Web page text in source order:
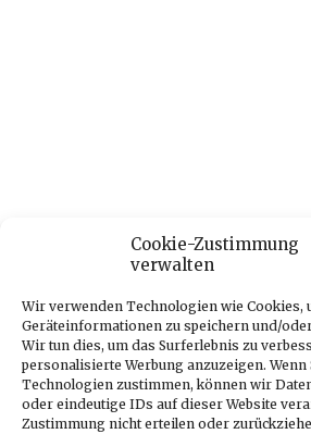
Cookie-Zustimmung
verwalten
Wir verwenden Technologien wie Cookies,
Geräteinformationen zu speichern und/
Wir tun dies, um das Surferlebnis zu
personalisierte Werbung anzuzeigen. Wenn
Technologien zustimmen, können wir
oder eindeutige IDs auf dieser Website
Zustimmung nicht erteilen oder
PR / WERBUNG
© 2025 MYGLOSS.CH